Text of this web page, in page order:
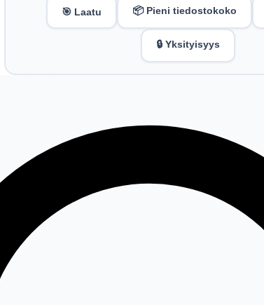
🎯 Laatu 📦 Pieni tiedostokoko
🔒 Yksityisyys